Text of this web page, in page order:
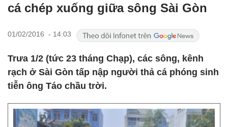
cá chép xuống giữa sông Sài Gòn
01/02/2016 - 14:03
Trưa 1/2 (tức 23 tháng Chạp), các sông, kênh
rạch ở Sài Gòn tấp nập người thả cá phóng sinh
tiễn ông Táo chầu trời.